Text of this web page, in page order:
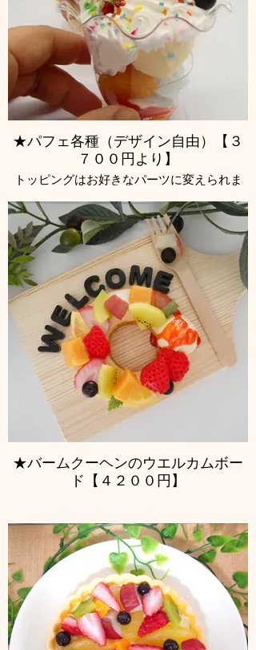
★パフェ各種（デザイン自由）【３
７００円より】
トッピングはお好きなパーツに変えられま
★バームクーヘンのウエルカムボー
ド【４２００円】